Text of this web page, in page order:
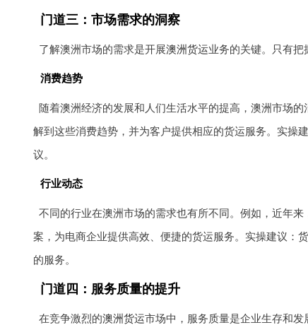
门道三：市场需求的洞察
了解澳洲市场的需求是开展澳洲货运业务的关键。只有把
消费趋势
随着澳洲经济的发展和人们生活水平的提高，澳洲市场
解到这些消费趋势，并为客户提供相应的货运服务。实操
议。
行业动态
不同的行业在澳洲市场的需求也有所不同。例如，近年
案，为电商企业提供高效、便捷的货运服务。实操建议：
的服务。
门道四：服务质量的提升
在竞争激烈的澳洲货运市场中，服务质量是企业生存和发